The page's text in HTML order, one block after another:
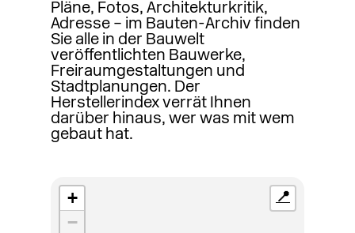
Pläne, Fotos, Architekturkritik,
Adresse – im Bauten-Archiv finden
Sie alle in der Bauwelt
veröffentlichten Bauwerke,
Freiraumgestaltungen und
Stadtplanungen. Der
Herstellerindex verrät Ihnen
darüber hinaus, wer was mit wem
gebaut hat.
+
−
📍